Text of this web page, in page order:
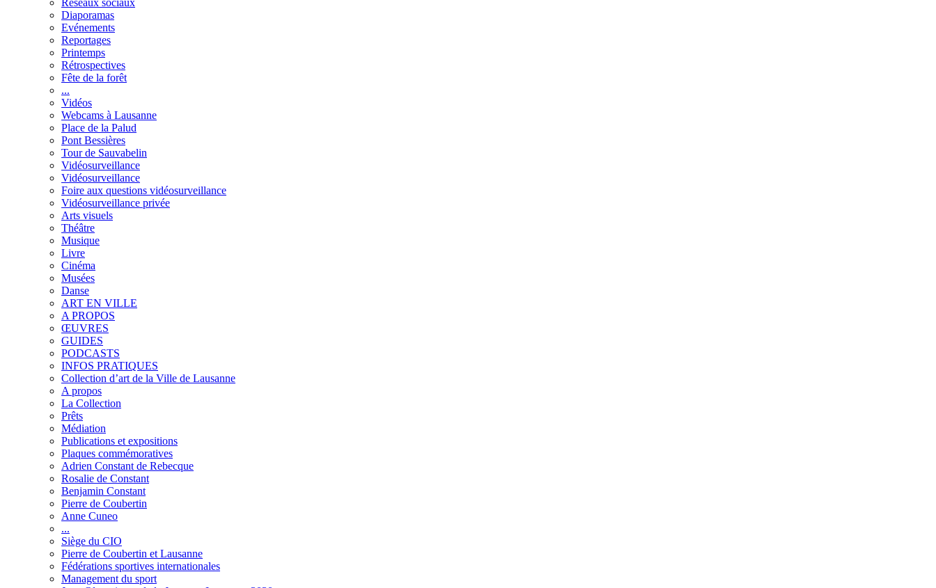
Diaporamas
Evénements
Reportages
Printemps
Rétrospectives
Fête de la forêt
...
Vidéos
Webcams à Lausanne
Place de la Palud
Pont Bessières
Tour de Sauvabelin
Vidéosurveillance
Vidéosurveillance
Foire aux questions vidéosurveillance
Vidéosurveillance privée
Arts visuels
Théâtre
Musique
Livre
Cinéma
Musées
Danse
ART EN VILLE
A PROPOS
ŒUVRES
GUIDES
PODCASTS
INFOS PRATIQUES
Collection d’art de la Ville de Lausanne
A propos
La Collection
Prêts
Médiation
Publications et expositions
Plaques commémoratives
Adrien Constant de Rebecque
Rosalie de Constant
Benjamin Constant
Pierre de Coubertin
Anne Cuneo
...
Siège du CIO
Pierre de Coubertin et Lausanne
Fédérations sportives internationales
Management du sport